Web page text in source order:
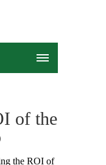
of the
the ROI of